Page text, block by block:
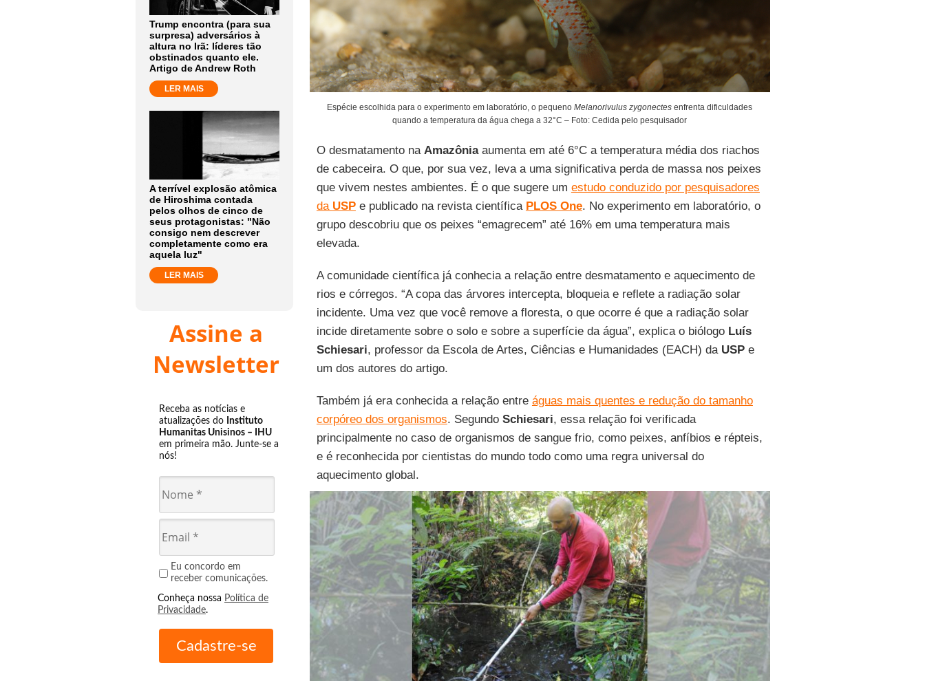
Trump encontra (para sua
surpresa) adversários à
altura no Irã: líderes tão
obstinados quanto ele.
Artigo de Andrew Roth
LER MAIS
A terrível explosão atômica
de Hiroshima contada
pelos olhos de cinco de
seus protagonistas: "Não
consigo nem descrever
completamente como era
aquela luz"
LER MAIS
Assine a
Newsletter
Receba as notícias e
atualizações do Instituto
Humanitas Unisinos – IHU
em primeira mão. Junte-se a
nós!
Eu concordo em
receber comunicações.
Conheça nossa Política de
Privacidade.
Espécie escolhida para o experimento em laboratório, o pequenoMelanorivulus zygonectes enfrenta dificuldades
quando a temperatura da água chega a 32°C – Foto: Cedida pelo pesquisador
O desmatamento na Amazôniaaumenta em até 6°C a temperatura média dos riachos
de cabeceira. O que, por sua vez, leva a uma significativa perda de massa nos peixes
que vivem nestes ambientes. É o que sugere um estudo conduzido por pesquisadores
da USPe publicado na revista científica PLOS One. No experimento em laboratório, o
grupo descobriu que os peixes “emagrecem” até 16% em uma temperatura mais
elevada.
A comunidade científica já conhecia a relação entre desmatamento e aquecimento de
rios e córregos. “A copa das árvores intercepta, bloqueia e reflete a radiação solar
incidente. Uma vez que você remove a floresta, o que ocorre é que a radiação solar
incide diretamente sobre o solo e sobre a superfície da água”, explica o biólogo Luís
Schiesari, professor da Escola de Artes, Ciências e Humanidades (EACH) da USPe
um dos autores do artigo.
Também já era conhecida a relação entre águas mais quentes e redução do tamanho
corpóreo dos organismos. Segundo Schiesari, essa relação foi verificada
principalmente no caso de organismos de sangue frio, como peixes, anfíbios e répteis,
e é reconhecida por cientistas do mundo todo como uma regra universal do
aquecimento global.